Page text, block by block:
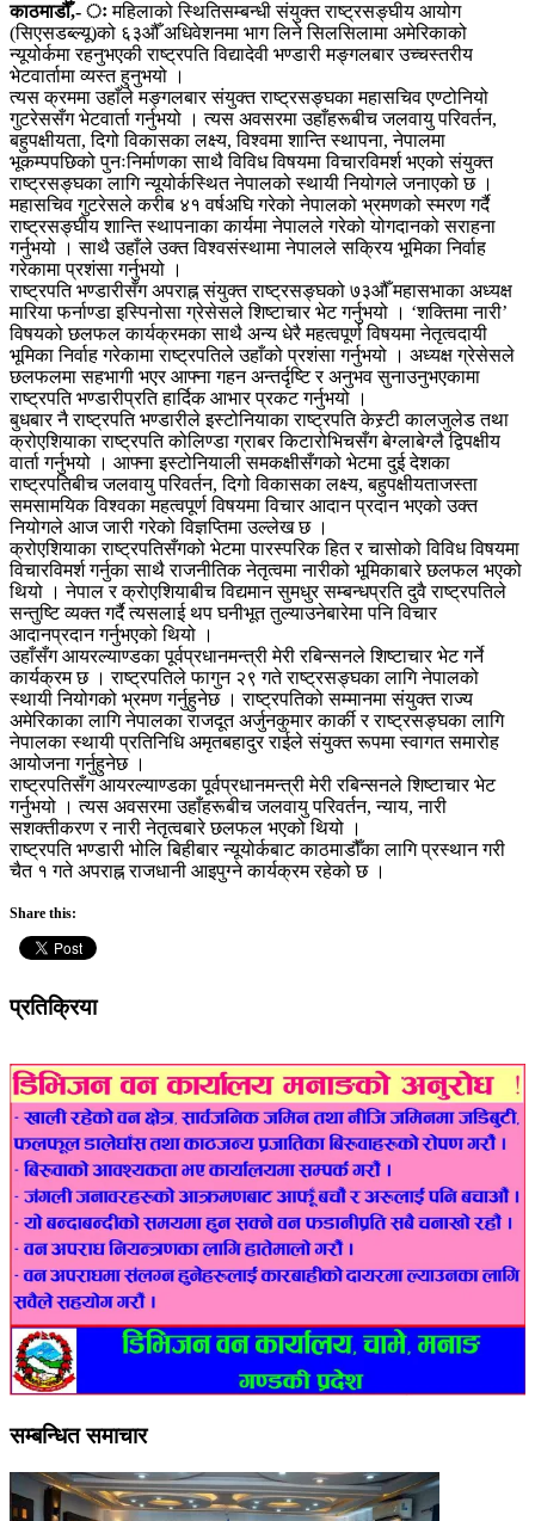
काठमाडौँ,- ःमहिलाको स्थितिसम्बन्धी संयुक्त राष्ट्रसङ्घीय आयोग
(सिएसडब्ल्यू)को ६३औँ अधिवेशनमा भाग लिने सिलसिलामा अमेरिकाको
न्यूयोर्कमा रहनुभएकी राष्ट्रपति विद्यादेवी भण्डारी मङ्गलबार उच्चस्तरीय
भेटवार्तामा व्यस्त हुनुभयो ।
त्यस क्रममा उहाँले मङ्गलबार संयुक्त राष्ट्रसङ्घका महासचिव एण्टोनियो
गुटरेससँग भेटवार्ता गर्नुभयो । त्यस अवसरमा उहाँहरूबीच जलवायु परिवर्तन,
बहुपक्षीयता, दिगो विकासका लक्ष्य, विश्वमा शान्ति स्थापना, नेपालमा
भूकम्पपछिको पुनःनिर्माणका साथै विविध विषयमा विचारविमर्श भएको संयुक्त
राष्ट्रसङ्घका लागि न्यूयोर्कस्थित नेपालको स्थायी नियोगले जनाएको छ ।
महासचिव गुटरेसले करीब ४१ वर्षअघि गरेको नेपालको भ्रमणको स्मरण गर्दै
राष्ट्रसङ्घीय शान्ति स्थापनाका कार्यमा नेपालले गरेको योगदानको सराहना
गर्नुभयो । साथै उहाँले उक्त विश्वसंस्थामा नेपालले सक्रिय भूमिका निर्वाह
गरेकामा प्रशंसा गर्नुभयो ।
राष्ट्रपति भण्डारीसँग अपराह्न संयुक्त राष्ट्रसङ्घको ७३औँ महासभाका अध्यक्ष
मारिया फर्नाण्डा इस्पिनोसा ग्रेसेसले शिष्टाचार भेट गर्नुभयो । ‘शक्तिमा नारी’
विषयको छलफल कार्यक्रमका साथै अन्य धेरै महत्वपूर्ण विषयमा नेतृत्वदायी
भूमिका निर्वाह गरेकामा राष्ट्रपतिले उहाँको प्रशंसा गर्नुभयो । अध्यक्ष ग्रेसेसले
छलफलमा सहभागी भएर आफ्ना गहन अन्तर्दृष्टि र अनुभव सुनाउनुभएकामा
राष्ट्रपति भण्डारीप्रति हार्दिक आभार प्रकट गर्नुभयो ।
बुधबार नै राष्ट्रपति भण्डारीले इस्टोनियाका राष्ट्रपति केस्र्टी कालजुलेड तथा
क्रोएशियाका राष्ट्रपति कोलिण्डा ग्राबर किटारोभिचसँग बेग्लाबेग्लै द्विपक्षीय
वार्ता गर्नुभयो । आफ्ना इस्टोनियाली समकक्षीसँगको भेटमा दुई देशका
राष्ट्रपतिबीच जलवायु परिवर्तन, दिगो विकासका लक्ष्य, बहुपक्षीयताजस्ता
समसामयिक विश्वका महत्वपूर्ण विषयमा विचार आदान प्रदान भएको उक्त
नियोगले आज जारी गरेको विज्ञप्तिमा उल्लेख छ ।
क्रोएशियाका राष्ट्रपतिसँगको भेटमा पारस्परिक हित र चासोको विविध विषयमा
विचारविमर्श गर्नुका साथै राजनीतिक नेतृत्वमा नारीको भूमिकाबारे छलफल भएको
थियो । नेपाल र क्रोएशियाबीच विद्यमान सुमधुर सम्बन्धप्रति दुवै राष्ट्रपतिले
सन्तुष्टि व्यक्त गर्दै त्यसलाई थप घनीभूत तुल्याउनेबारेमा पनि विचार
आदानप्रदान गर्नुभएको थियो ।
उहाँसँग आयरल्याण्डका पूर्वप्रधानमन्त्री मेरी रबिन्सनले शिष्टाचार भेट गर्ने
कार्यक्रम छ । राष्ट्रपतिले फागुन २९ गते राष्ट्रसङ्घका लागि नेपालको
स्थायी नियोगको भ्रमण गर्नुहुनेछ । राष्ट्रपतिको सम्मानमा संयुक्त राज्य
अमेरिकाका लागि नेपालका राजदूत अर्जुनकुमार कार्की र राष्ट्रसङ्घका लागि
नेपालका स्थायी प्रतिनिधि अमृतबहादुर राईले संयुक्त रूपमा स्वागत समारोह
आयोजना गर्नुहुनेछ ।
राष्ट्रपतिसँग आयरल्याण्डका पूर्वप्रधानमन्त्री मेरी रबिन्सनले शिष्टाचार भेट
गर्नुभयो । त्यस अवसरमा उहाँहरूबीच जलवायु परिवर्तन, न्याय, नारी
सशक्तीकरण र नारी नेतृत्वबारे छलफल भएको थियो ।
राष्ट्रपति भण्डारी भोलि बिहीबार न्यूयोर्कबाट काठमाडौँका लागि प्रस्थान गरी
चैत १ गते अपराह्न राजधानी आइपुग्ने कार्यक्रम रहेको छ ।
Share this:
प्रतिक्रिया
सम्बन्धित समाचार